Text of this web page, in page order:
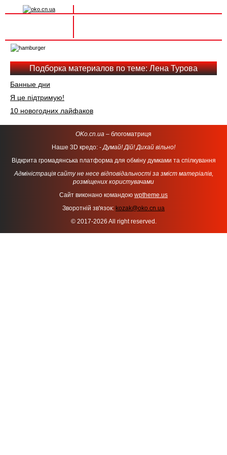
navigation
Подборка материалов по теме: Лена Турова
Банные дни
Я це підтримую!
10 новогодних лайфаков
OKo.cn.ua – блогоматриця
Наше 3D кредо: -Думай! Дій! Дихай вільно!
Відкрита громадянська платформа для обміну думками та спілкування
Адміністрація сайту не несе відповідальності за зміст матеріалів,
розміщених користувачами
Сайт виконано командою wptheme.us
Зворотній зв'язок: kozak@oko.cn.ua
© 2017-2026 All right reserved.